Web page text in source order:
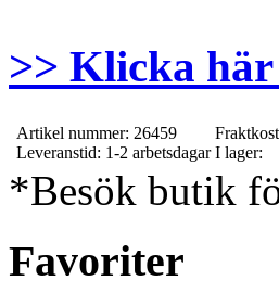
>> Klicka
Artikel nummer: 26459
Leveranstid: 1-2 arbetsdagar I lager:
*Besök butik
Favoriter